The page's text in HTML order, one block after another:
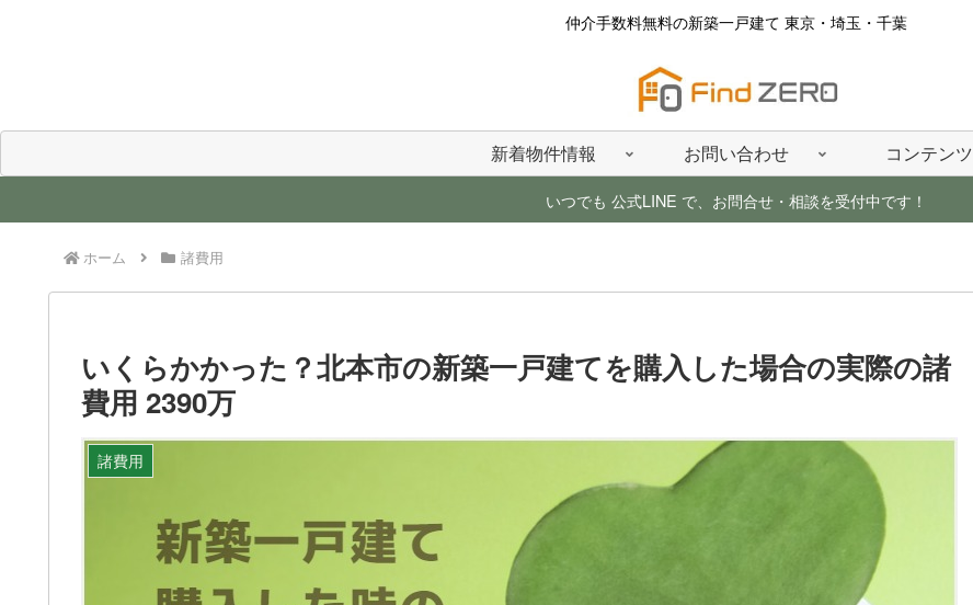
仲介手数料無料の新築一戸建て 東京・埼玉・千葉
新着物件情報 お問い合わせ コンテンツ
いつでも 公式LINE で、お問合せ・相談を受付中です！
ホーム 諸費用
いくらかかった？北本市の新築一戸建てを購入した場合の実際の諸
費用 2390万
諸費用